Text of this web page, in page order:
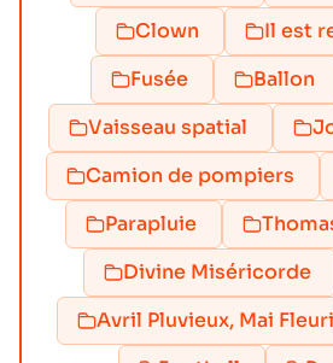
Clown
Il est
Fusée
Ballon
Vaisseau spatial
Camion de pompiers
Parapluie
Divine Miséricorde
Avril Pluvieux, Mai